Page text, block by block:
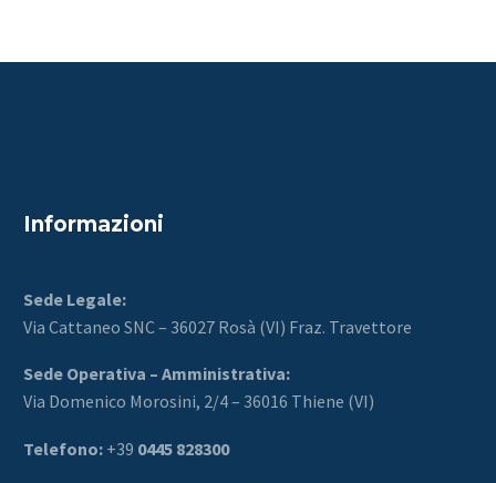
Informazioni
Sede Legale:
Via Cattaneo SNC – 36027 Rosà (VI) Fraz. Travettore
Sede Operativa – Amministrativa:
Via Domenico Morosini, 2/4 – 36016 Thiene (VI)
Telefono: +39 0445 828300